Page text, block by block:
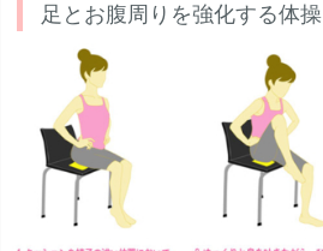
足とお腹周りを強化する体操